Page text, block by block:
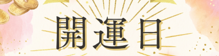
我慢できるのは、あなたが優しくて、まわりを思いやれる証
拠です。あとは少しだけ、自分の本音も大切にしてあげまし
■監修者プロフィール：草彅健太（くさなぎ・けんた）
ダムの水は「溜め込んだ本音や感情」を暗示しています。ダ
ムの何が気になったかで、あなたがなぜ言いたいことを飲み
込んでしまうのか……その理由と、我慢の深さがわかります。